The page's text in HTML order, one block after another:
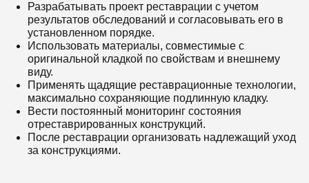
Разрабатывать проект реставрации с учетом
результатов обследований и согласовывать его в
установленном порядке.
Использовать материалы, совместимые с
оригинальной кладкой по свойствам и внешнему
виду.
Применять щадящие реставрационные технологии,
максимально сохраняющие подлинную кладку.
Вести постоянный мониторинг состояния
отреставрированных конструкций.
После реставрации организовать надлежащий уход
за конструкциями.